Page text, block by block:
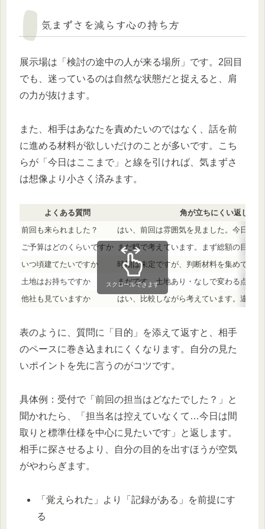
気まずさを減らす心の持ち方
展示場は「検討の途中の人が来る場所」です。2回目
でも、迷っているのは自然な状態だと捉えると、肩
の力が抜けます。
また、相手はあなたを責めたいのではなく、話を前
に進める材料が欲しいだけのことが多いです。こち
らが「今日はここまで」と線を引ければ、気まずさ
は想像より小さく済みます。
よくある質問
角が立ちにくい返し方
前回も来られました？
はい、前回は雰囲気を見ました。今日は
ご予算はどのくらいですか まだ幅で考えています。まず総額の目安
いつ頃建てたいですか
時期は未定ですが、判断材料を集めていま
土地はお持ちですか
まだです。土地あり・なしで変わる点を
他社も見ていますか
はい、比較しながら考えています。違い
スクロールできます
表のように、質問に「目的」を添えて返すと、相手
のペースに巻き込まれにくくなります。自分の見た
いポイントを先に言うのがコツです。
具体例：受付で「前回の担当はどなたでした？」と
聞かれたら、「担当名は控えていなくて…今日は間
取りと標準仕様を中心に見たいです」と返します。
相手に探させるより、自分の目的を出すほうが空気
がやわらぎます。
「覚えられた」より「記録がある」を前提にす
る